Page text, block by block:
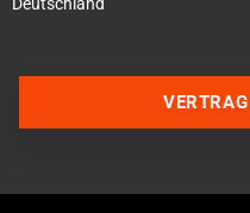
Deutschland